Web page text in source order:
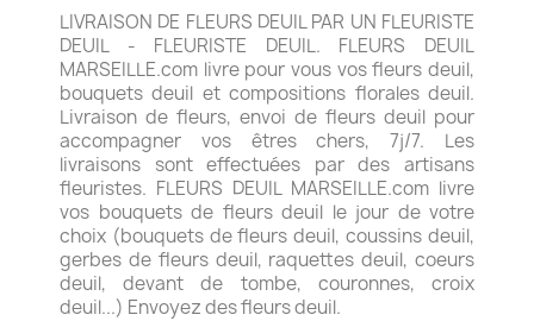
LIVRAISON DE FLEURS DEUIL PAR UN FLEURISTE
DEUIL - FLEURISTE DEUIL. FLEURS DEUIL
MARSEILLE.com livre pour vous vos fleurs deuil,
bouquets deuil et compositions florales deuil.
Livraison de fleurs, envoi de fleurs deuil pour
accompagner vos êtres chers, 7j/7. Les
livraisons sont effectuées par des artisans
fleuristes. FLEURS DEUIL MARSEILLE.com livre
vos bouquets de fleurs deuil le jour de votre
choix (bouquets de fleurs deuil, coussins deuil,
gerbes de fleurs deuil, raquettes deuil, coeurs
deuil, devant de tombe, couronnes, croix
deuil...) Envoyez des fleurs deuil.